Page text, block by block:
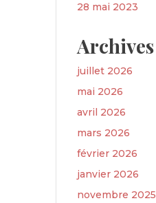
28 mai 2023
Archives
juillet 2026
mai 2026
avril 2026
mars 2026
février 2026
janvier 2026
novembre 2025